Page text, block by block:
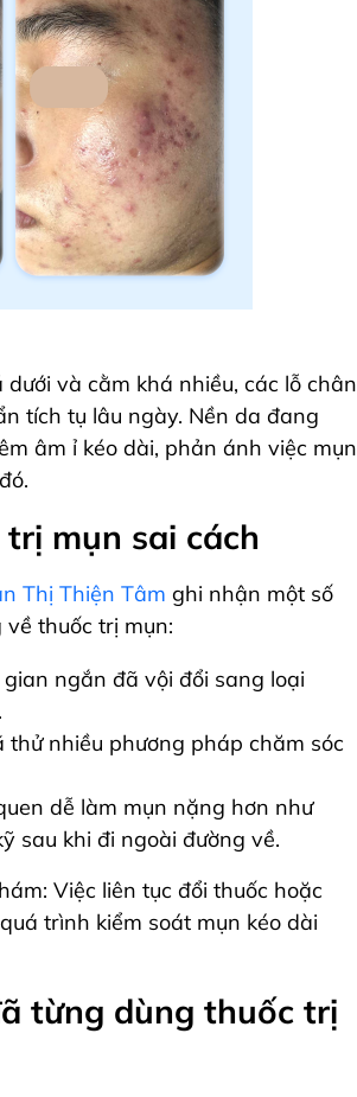
và cằm khá nhiều, các lỗ chân
tích tụ lâu ngày. Nền da đang
âm ỉ kéo dài, phản ánh việc mụn
mụn sai cách
Thị Thiện Tâm ghi nhận một số
thuốc trị mụn:
ngắn đã vội đổi sang loại
thử nhiều phương pháp chăm sóc
dễ làm mụn nặng hơn như
sau khi đi ngoài đường về.
Việc liên tục đổi thuốc hoặc
trình kiểm soát mụn kéo dài
từng dùng thuốc trị